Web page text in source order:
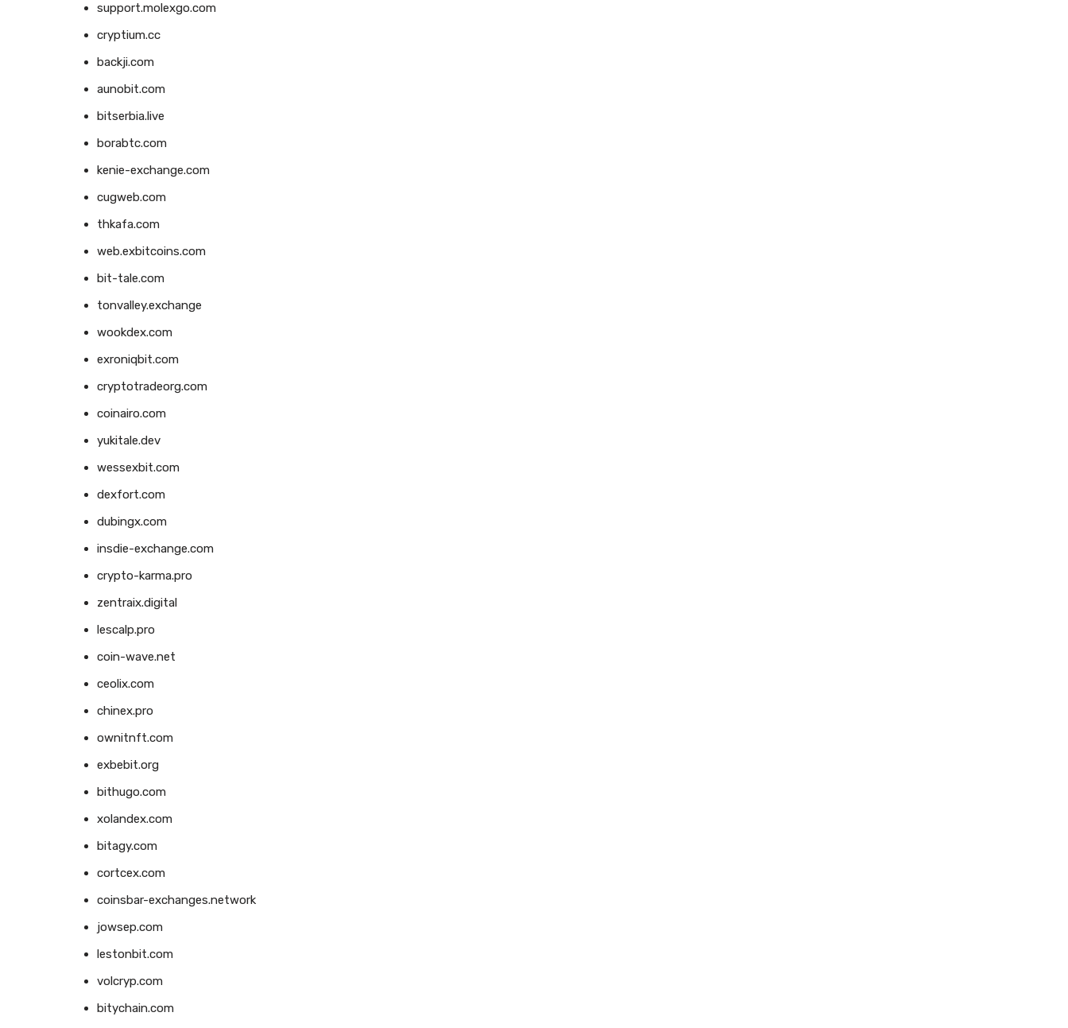
support.molexgo.com
cryptium.cc
backji.com
aunobit.com
bitserbia.live
borabtc.com
kenie-exchange.com
cugweb.com
thkafa.com
web.exbitcoins.com
bit-tale.com
tonvalley.exchange
wookdex.com
exroniqbit.com
cryptotradeorg.com
coinairo.com
yukitale.dev
wessexbit.com
dexfort.com
dubingx.com
insdie-exchange.com
crypto-karma.pro
zentraix.digital
lescalp.pro
coin-wave.net
ceolix.com
chinex.pro
ownitnft.com
exbebit.org
bithugo.com
xolandex.com
bitagy.com
cortcex.com
coinsbar-exchanges.network
jowsep.com
lestonbit.com
volcryp.com
bitychain.com